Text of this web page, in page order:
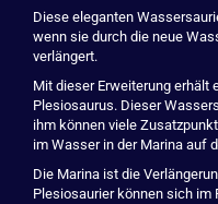
Diese eleganten
wenn sie durch die neue
verlängert.
Mit dieser Erweiterung erhält
Plesiosaurus. Dieser
ihm können viele
im Wasser in der Marina auf
Die Marina ist die
Plesiosaurier können sich